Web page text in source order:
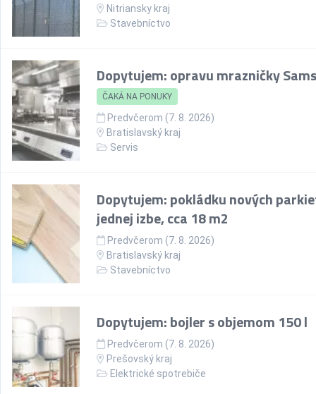
Nitriansky kraj
Stavebníctvo
Dopytujem: opravu mrazničky
ČAKÁ NA PONUKY
Predvčerom (7. 8. 2026)
Bratislavský kraj
Servis
Dopytujem: pokládku nových
jednej izbe, cca 18 m2
Predvčerom (7. 8. 2026)
Bratislavský kraj
Stavebníctvo
Dopytujem: bojler s objemom 150 l
Predvčerom (7. 8. 2026)
Prešovský kraj
Elektrické spotrebiče